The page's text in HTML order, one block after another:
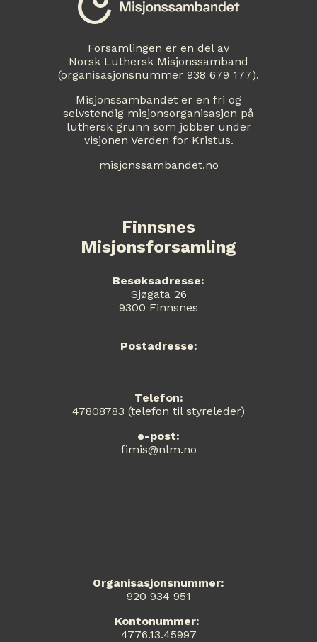
Forsamlingen er en del av
Norsk Luthersk Misjonssamband
(organisasjonsnummer 938 679 177).
Misjonssambandet er en fri og
selvstendig misjonsorganisasjon på
luthersk grunn som jobber under
visjonen Verden for Kristus.
misjonssambandet.no
Finnsnes
Misjonsforsamling
Besøksadresse:
Sjøgata 26
9300 Finnsnes
Postadresse:
Telefon:
47808783 (telefon til styreleder)
e-post:
fimis@nlm.no
Organisasjonsnummer:
920 934 951
Kontonummer:
4776.13.45997